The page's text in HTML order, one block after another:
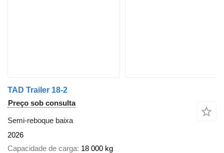
TAD Trailer 18-2
Preço sob consulta
Semi-reboque baixa
2026
Capacidade de carga 18 000 kg